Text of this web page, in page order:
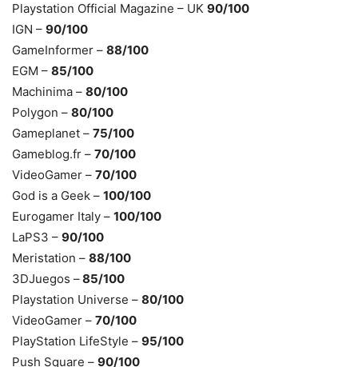
Playstation Official Magazine – UK 90/100
IGN – 90/100
GameInformer – 88/100
EGM – 85/100
Machinima – 80/100
Polygon – 80/100
Gameplanet – 75/100
Gameblog.fr – 70/100
VideoGamer – 70/100
God is a Geek – 100/100
Eurogamer Italy – 100/100
LaPS3 – 90/100
Meristation – 88/100
3DJuegos –85/100
Playstation Universe – 80/100
VideoGamer – 70/100
PlayStation LifeStyle – 95/100
Push Square – 90/100